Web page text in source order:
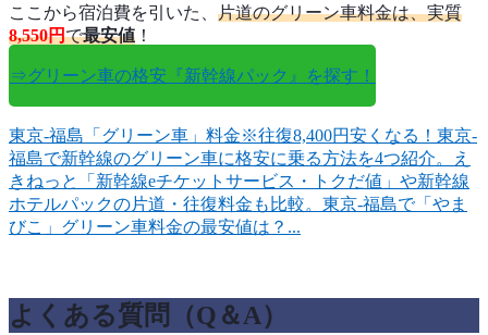
ここから宿泊費を引いた、 片道のグリーン車料金は、実質
8,550円で最安値 ！
⇒グリーン車の格安『新幹線パック』を探す！
東京-福島「グリーン車」料金※往復8,400円安くなる！ 東京-
福島で新幹線のグリーン車に格安に乗る方法を4つ紹介。え
きねっと「新幹線eチケットサービス・トクだ値」や新幹線
ホテルパックの片道・往復料金も比較。東京-福島で「やま
びこ」グリーン車料金の最安値は？...
よくある質問（Q＆A）